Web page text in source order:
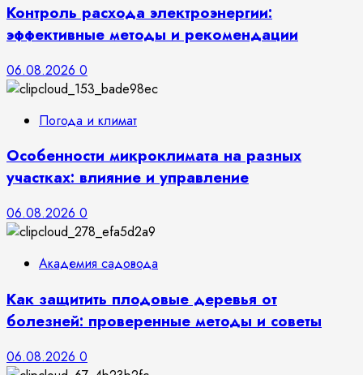
Контроль расхода электроэнергии:
эффективные методы и рекомендации
06.08.2026 0
Погода и климат
Особенности микроклимата на разных
участках: влияние и управление
06.08.2026 0
Академия садовода
Как защитить плодовые деревья от
болезней: проверенные методы и советы
06.08.2026 0